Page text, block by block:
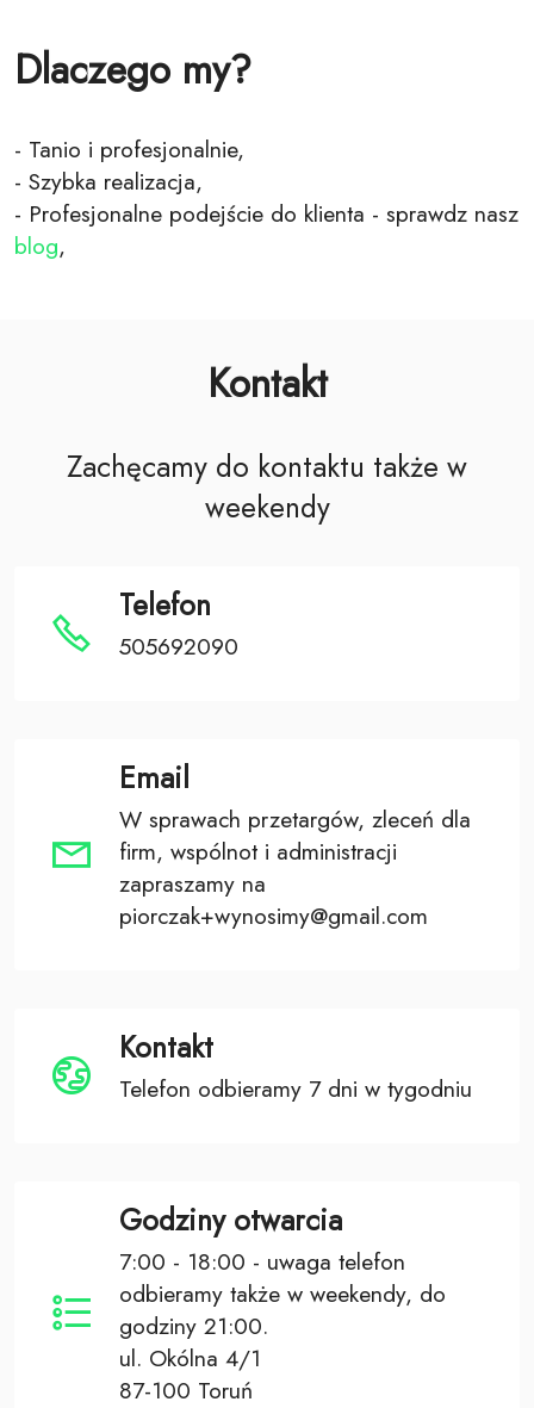
Dlaczego my?
- Tanio i profesjonalnie,
- Szybka realizacja,
- Profesjonalne podejście do klienta - sprawdz nasz
blog,
Kontakt
Zachęcamy do kontaktu także w
weekendy
Telefon
505692090
Email
W sprawach przetargów, zleceń dla
firm, wspólnot i administracji
zapraszamy na
piorczak+wynosimy@gmail.com
Kontakt
Telefon odbieramy 7 dni w tygodniu
Godziny otwarcia
7:00 - 18:00 - uwaga telefon
odbieramy także w weekendy, do
godziny 21:00.
ul. Okólna 4/1
87-100 Toruń